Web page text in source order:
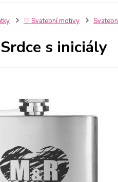
♡ Svatební motivy
s iniciály